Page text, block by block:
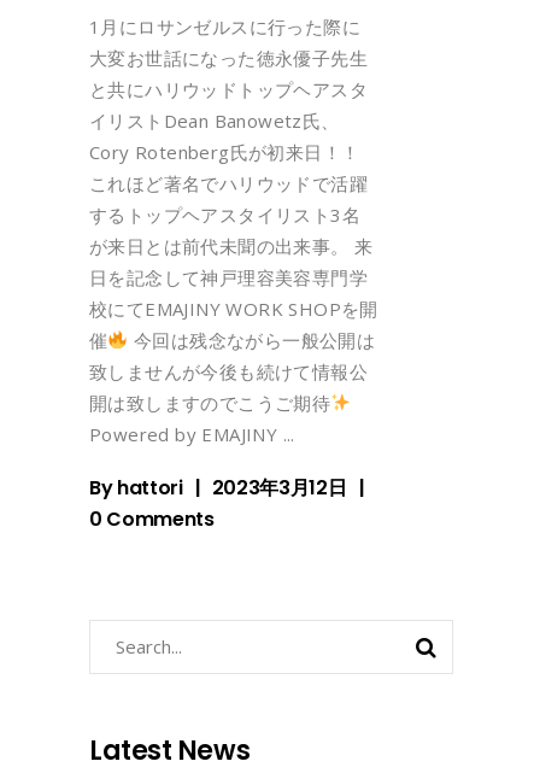
1月にロサンゼルスに行った際に
大変お世話になった徳永優子先生
と共にハリウッドトップヘアスタ
イリストDean Banowetz氏、
Cory Rotenberg氏が初来日！！
これほど著名でハリウッドで活躍
するトップヘアスタイリスト3名
が来日とは前代未聞の出来事。 来
日を記念して神戸理容美容専門学
校にてEMAJINY WORK SHOPを開
催
今回は残念ながら一般公開は
致しませんが今後も続けて情報公
開は致しますのでこうご期待
Powered by EMAJINY
Byhattori
2023年3月12日
0 Comments
Latest News